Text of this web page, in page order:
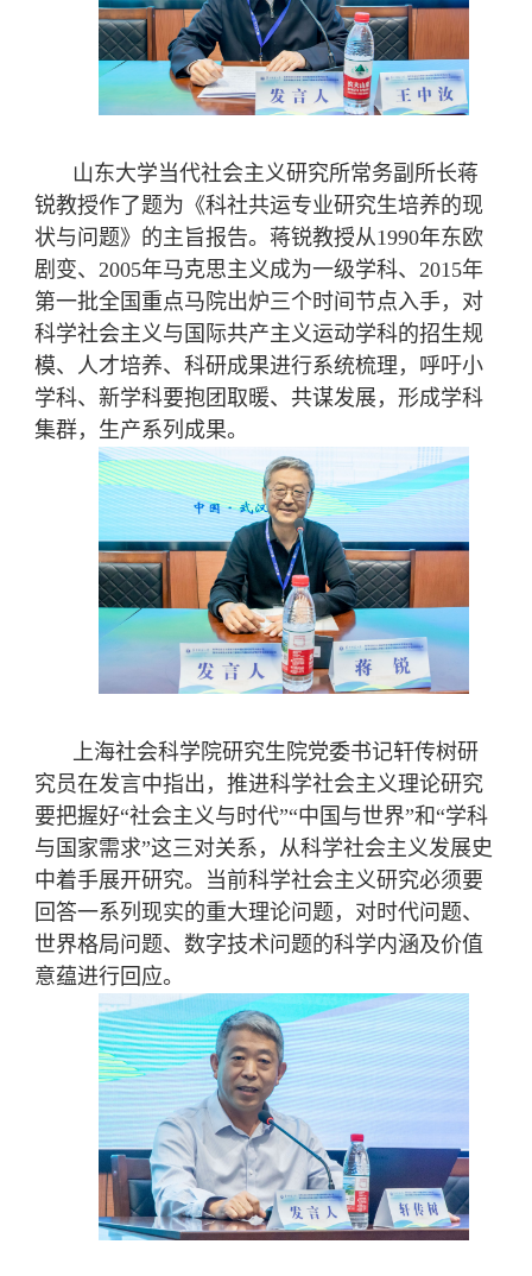
山东大学当代社会主义研究所常务副所长蒋
锐教授作了题为《科社共运专业研究生培养的现
状与问题》的主旨报告。蒋锐教授从1990年东欧
剧变、 2005年马克思主义成为一级学科、 2015年
第一批全国重点马院出炉三个时间节点入手，对
科学社会主义与国际共产主义运动学科的招生规
模、人才培养、科研成果进行系统梳理，呼吁小
学科、新学科要抱团取暖、共谋发展，形成学科
集群，生产系列成果。
上海社会科学院研究生院党委书记轩传树研
究员在发言中指出，推进科学社会主义理论研究
要把握好“社会主义与时代”“中国与世界”和“学科
与国家需求”这三对关系，从科学社会主义发展史
中着手展开研究。当前科学社会主义研究必须要
回答一系列现实的重大理论问题，对时代问题、
世界格局问题、数字技术问题的科学内涵及价值
意蕴进行回应。